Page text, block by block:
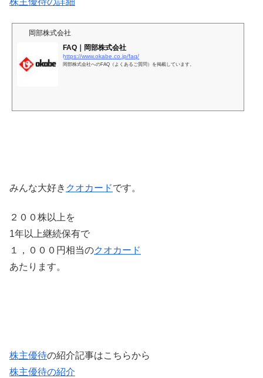
岡部株式会社
FAQ｜岡部株式会社
https://www.okabe.co.jp/faq/
岡部株式会社へのFAQ（よくあるご質問）を掲載しています。
みんな大好き クオカードです。
２００株以上を
1年以上継続保有で
１，０００円相当のクオカード
あたります。
株主優待の紹介記事はこちらから
株主優待の紹介